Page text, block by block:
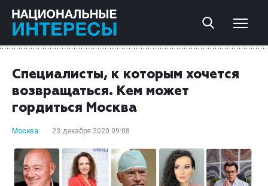
Специалисты, к которым хочется
возвращаться. Кем может
гордиться Москва
Москва 23 декабря 2020 09:08